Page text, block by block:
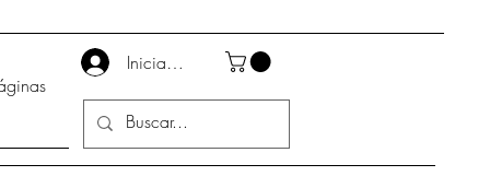
Iniciar sesión